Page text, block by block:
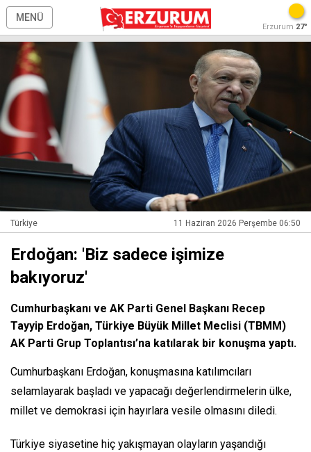
MENÜ
Erzurum 27°
Türkiye 11 Haziran 2026 Perşembe 06:50
Erdoğan: 'Biz sadece işimize
bakıyoruz'
Cumhurbaşkanı ve AK Parti Genel Başkanı Recep
Tayyip Erdoğan, Türkiye Büyük Millet Meclisi (TBMM)
AK Parti Grup Toplantısı’na katılarak bir konuşma yaptı.
Cumhurbaşkanı Erdoğan, konuşmasına katılımcıları
selamlayarak başladı ve yapacağı değerlendirmelerin ülke,
millet ve demokrasi için hayırlara vesile olmasını diledi.
Türkiye siyasetine hiç yakışmayan olayların yaşandığı